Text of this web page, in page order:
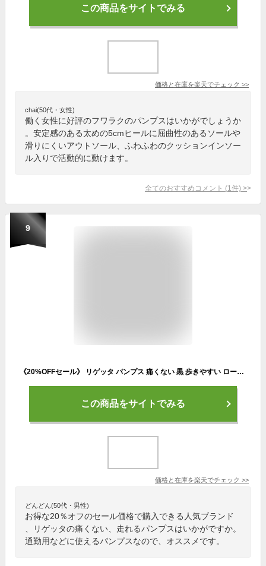
この商品をサイトでみる
価格と在庫を楽天でチェック >>
chai(50代・女性)
働く女性に好評のフワラクのパンプスはいかがでしょうか
。安定感のある太めの5cmヒールに屈曲性のあるソールや
滑りにくいアウトソール、ふわふわのクッションインソー
ル入りで活動的に動けます。
全てのおすすめコメント (1 件) >
9
《20%OFFセール》 リゲッタ パンプス 痛くない 黒 歩きやすい ローファー パンプス 走れるパンプス ストラップ ブラック 幅広 レディース フォーマル エナメル マット 光沢 靴 婦人靴 ウェッジソール アーモンドトゥ 履きやすい おしゃれ 冠婚葬祭 リクルート セール SALE
この商品をサイトでみる
価格と在庫を楽天でチェック >>
どんどん(50代・男性)
お得な20％オフのセール価格で購入できる人気ブランド
、リゲッタの痛くない、走れるパンプスはいかがですか。
通勤用などに使えるパンプスなので、オススメです。